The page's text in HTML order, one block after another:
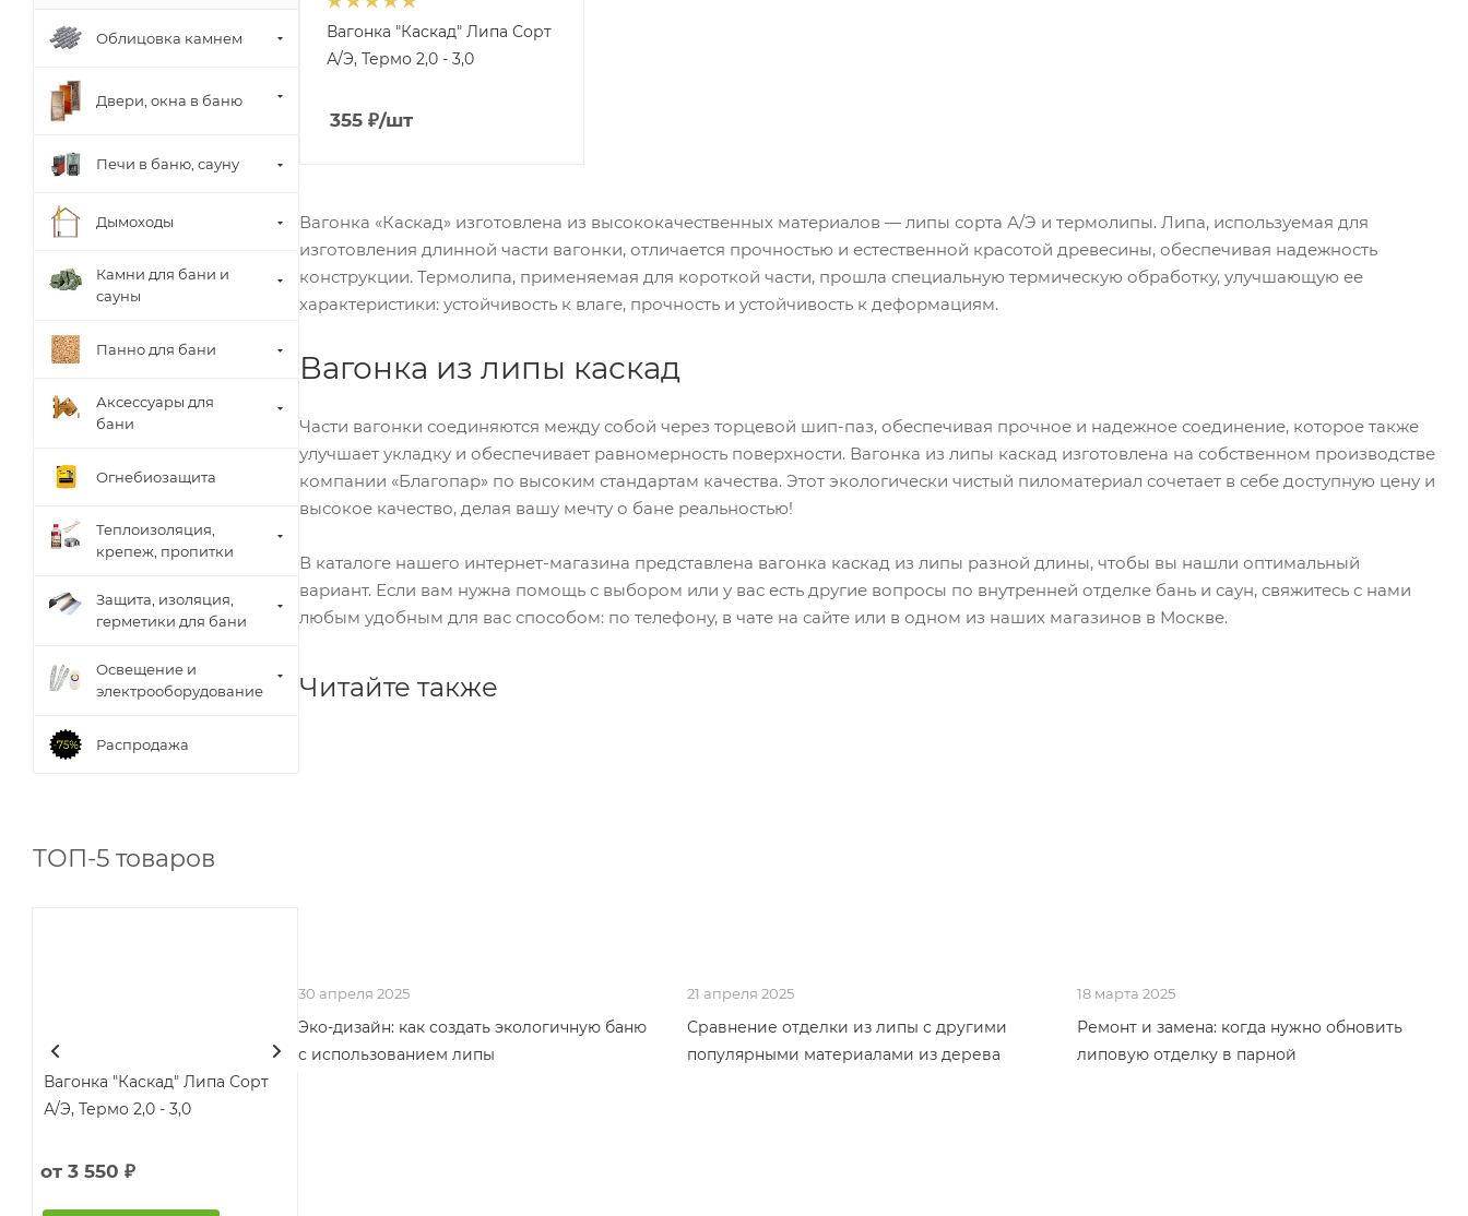
Вагонка "Каскад" Липа Сорт
А/Э, Термо 2,0 - 3,0
355 ₽/шт
Вагонка «Каскад» изготовлена из высококачественных материалов — липы сорта А/Э и термолипы. Липа, используемая для
изготовления длинной части вагонки, отличается прочностью и естественной красотой древесины, обеспечивая надежность
конструкции. Термолипа, применяемая для короткой части, прошла специальную термическую обработку, улучшающую ее
характеристики: устойчивость к влаге, прочность и устойчивость к деформациям.
Вагонка из липы каскад
Части вагонки соединяются между собой через торцевой шип-паз, обеспечивая прочное и надежное соединение, которое также
улучшает укладку и обеспечивает равномерность поверхности. Вагонка из липы каскад изготовлена на собственном производстве
компании «Благопар» по высоким стандартам качества. Этот экологически чистый пиломатериал сочетает в себе доступную цену и
высокое качество, делая вашу мечту о бане реальностью!
В каталоге нашего интернет-магазина представлена вагонка каскад из липы разной длины, чтобы вы нашли оптимальный
вариант. Если вам нужна помощь с выбором или у вас есть другие вопросы по внутренней отделке бань и саун, свяжитесь с нами
любым удобным для вас способом: по телефону, в чате на сайте или в одном из наших магазинов в Москве.
Читайте также
30 апреля 2025
Эко-дизайн: как создать экологичную баню
с использованием липы
21 апреля 2025
Сравнение отделки из липы с другими
популярными материалами из дерева
18 марта 2025
Ремонт и замена: когда нужно обновить
липовую отделку в парной
Облицовка камнем
Двери, окна в баню
Печи в баню, сауну
Дымоходы
Камни для бани и
сауны
Панно для бани
Аксессуары для
бани
Огнебиозащита
Теплоизоляция,
крепеж, пропитки
Защита, изоляция,
герметики для бани
Освещение и
электрооборудование
Распродажа